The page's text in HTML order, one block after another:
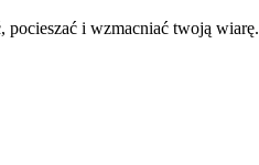
i wzmacniać twoją wiarę.